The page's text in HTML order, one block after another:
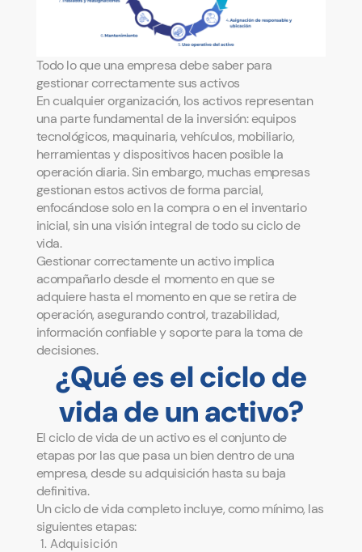
Todo lo que una empresa debe saber para
gestionar correctamente sus activos
En cualquier organización, los activos representan
una parte fundamental de la inversión: equipos
tecnológicos, maquinaria, vehículos, mobiliario,
herramientas y dispositivos hacen posible la
operación diaria. Sin embargo, muchas empresas
gestionan estos activos de forma parcial,
enfocándose solo en la compra o en el inventario
inicial, sin una visión integral de todo su ciclo de
vida.
Gestionar correctamente un activo implica
acompañarlo desde el momento en que se
adquiere hasta el momento en que se retira de
operación, asegurando control, trazabilidad,
información confiable y soporte para la toma de
decisiones.
¿Qué es el ciclo de
vida de un activo?
El ciclo de vida de un activo es el conjunto de
etapas por las que pasa un bien dentro de una
empresa, desde su adquisición hasta su baja
definitiva.
Un ciclo de vida completo incluye, como mínimo, las
siguientes etapas:
Adquisición